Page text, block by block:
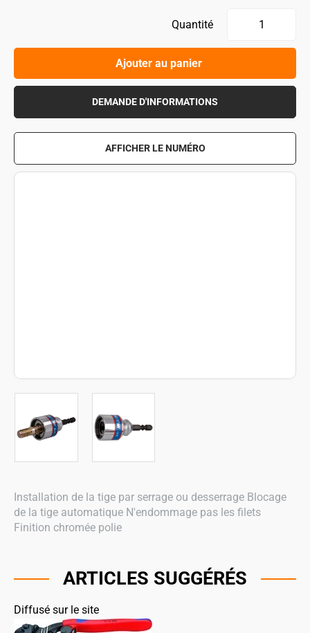
Installation de la tige par serrage ou desserrage Blocage
de la tige automatique N'endommage pas les filets
Finition chromée polie
Quantité
Ajouter au panier
DEMANDE D'INFORMATIONS
AFFICHER LE NUMÉRO
ARTICLES SUGGÉRÉS
Diffusé sur le site